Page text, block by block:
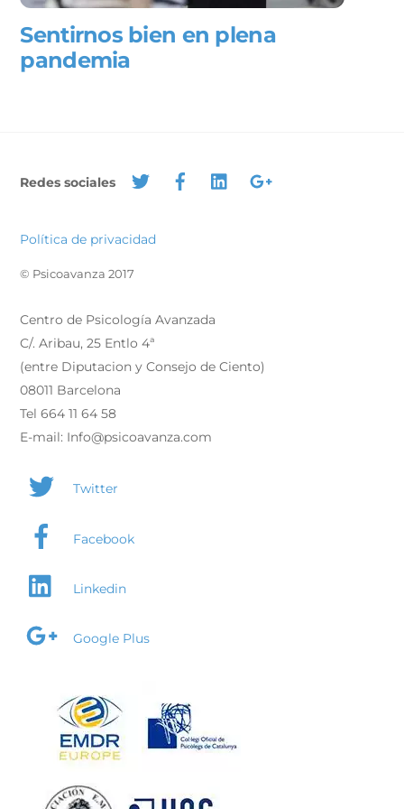
Sentirnos bien en plena
pandemia
Redes sociales
Política de privacidad
© Psicoavanza 2017
Centro de Psicología Avanzada
C/. Aribau, 25 Entlo 4ª
(entre Diputacion y Consejo de Ciento)
08011 Barcelona
Tel 664 11 64 58
E-mail: Info@psicoavanza.com
Twitter
Facebook
Linkedin
Google Plus